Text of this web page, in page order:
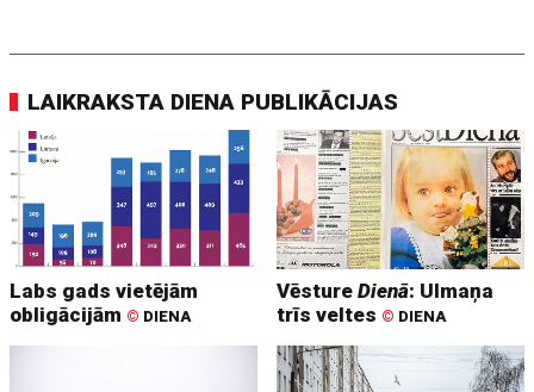
LAIKRAKSTA DIENA PUBLIKĀCIJAS
Labs gads vietējām
obligācijām © DIENA
VēstureDienā: Ulmaņa
trīs veltes © DIENA